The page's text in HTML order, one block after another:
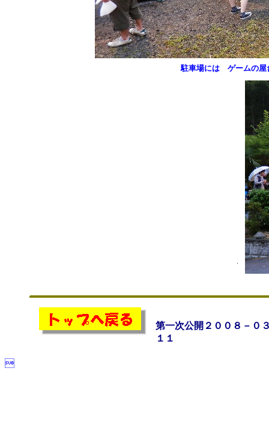
駐車場には ゲームの屋
第一次公開２００８－０
１１
